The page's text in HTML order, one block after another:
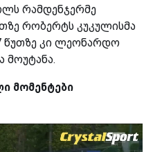
რამდენჯერმე
რობერტს კუკულისმა
წუთზე კი ლეონარდო
მოუტანა.
მომენტები